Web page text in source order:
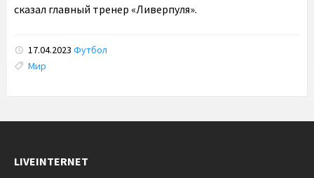
сказал главный тренер «Ливерпуля».
17.04.2023 Футбол
Tags:
Мир
LIVEINTERNET